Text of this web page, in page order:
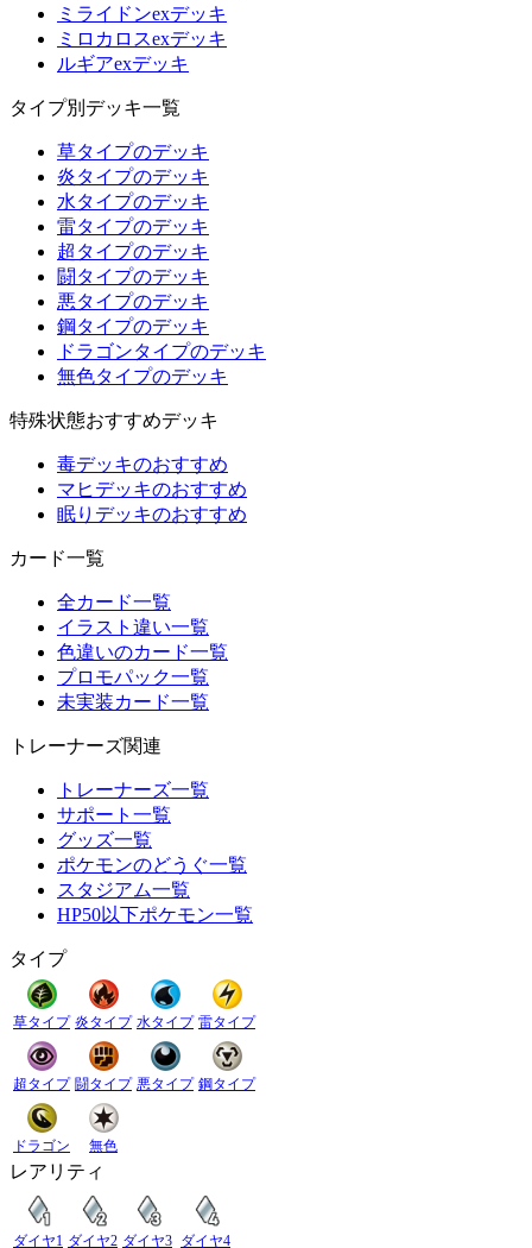
ミライドンexデッキ
ミロカロスexデッキ
ルギアexデッキ
タイプ別デッキ一覧
草タイプのデッキ
炎タイプのデッキ
水タイプのデッキ
雷タイプのデッキ
超タイプのデッキ
闘タイプのデッキ
悪タイプのデッキ
鋼タイプのデッキ
ドラゴンタイプのデッキ
無色タイプのデッキ
特殊状態おすすめデッキ
毒デッキのおすすめ
マヒデッキのおすすめ
眠りデッキのおすすめ
カード一覧
全カード一覧
イラスト違い一覧
色違いのカード一覧
プロモパック一覧
未実装カード一覧
トレーナーズ関連
トレーナーズ一覧
サポート一覧
グッズ一覧
ポケモンのどうぐ一覧
スタジアム一覧
HP50以下ポケモン一覧
タイプ
草タイプ 炎タイプ 水タイプ 雷タイプ
超タイプ 闘タイプ 悪タイプ 鋼タイプ
ドラゴン 無色
レアリティ
ダイヤ1 ダイヤ2 ダイヤ3 ダイヤ4